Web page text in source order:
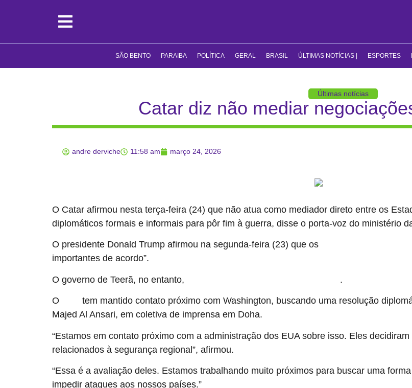
SÃO BENTO PARAIBA POLÍTICA GERAL BRASIL ÚLTIMAS NOTÍCIAS | ESPORTES
Últimas notícias
Catar diz não mediar
andre derviche 11:58 am março 24, 2026
O Catar afirmou nesta terça-feira (24) que não atua como mediador direto entre os
diplomáticos formais e informais para pôr fim à guerra, disse o porta-voz do ministério
O presidente Donald Trump afirmou na segunda-feira (23) que os
importantes de acordo”.
O governo de Teerã, no entanto, .
O
tem mantido contato próximo com Washington, buscando uma resolução
Majed Al Ansari, em coletiva de imprensa em Doha.
“Estamos em contato próximo com a administração dos EUA sobre isso. Eles
relacionados à segurança regional”, afirmou.
“Essa é a avaliação deles. Estamos trabalhando muito próximos para buscar uma
impedir ataques aos nossos países.”